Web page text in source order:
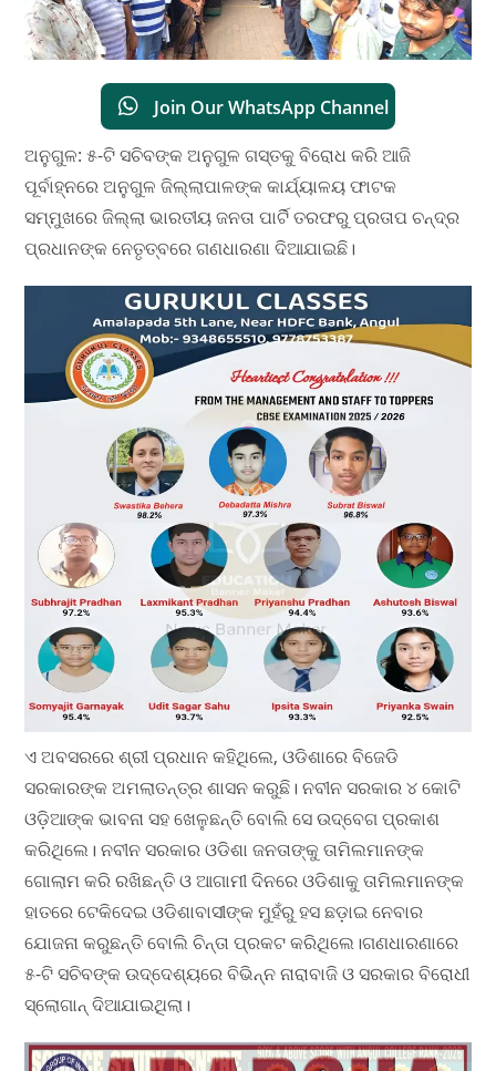
Join Our WhatsApp Channel
ଅନୁଗୁଳ: ୫-ଟି ସଚିବଙ୍କ ଅନୁଗୁଳ ଗସ୍ତକୁ ବିରୋଧ କରି ଆଜି
ପୂର୍ବାହ୍ନରେ ଅନୁଗୁଳ ଜିଲ୍ଲାପାଳଙ୍କ କାର୍ଯ୍ୟାଳୟ ଫାଟକ
ସମ୍ମୁଖରେ ଜିଲ୍ଲା ଭାରତୀୟ ଜନତା ପାର୍ଟି ତରଫରୁ ପ୍ରତାପ ଚନ୍ଦ୍ର
ପ୍ରଧାନଙ୍କ ନେତୃତ୍ବରେ ଗଣଧାରଣା ଦିଆଯାଇଛି।
ଏ ଅବସରରେ ଶ୍ରୀ ପ୍ରଧାନ କହିଥିଲେ, ଓଡିଶାରେ ବିଜେଡି
ସରକାରଙ୍କ ଅମଲାତନ୍ତ୍ର ଶାସନ କରୁଛି। ନବୀନ ସରକାର ୪ କୋଟି
ଓଡ଼ିଆଙ୍କ ଭାବନା ସହ ଖେଳୁଛନ୍ତି ବୋଲି ସେ ଉଦ୍ବେଗ ପ୍ରକାଶ
କରିଥିଲେ। ନବୀନ ସରକାର ଓଡିଶା ଜନତାଙ୍କୁ ତାମିଲମାନଙ୍କ
ଗୋଲାମ କରି ରଖିଛନ୍ତି ଓ ଆଗାମୀ ଦିନରେ ଓଡିଶାକୁ ତାମିଲମାନଙ୍କ
ହାତରେ ଟେକିଦେଇ ଓଡିଶାବାସୀଙ୍କ ମୁହଁରୁ ହସ ଛଡ଼ାଇ ନେବାର
ଯୋଜନା କରୁଛନ୍ତି ବୋଲି ଚିନ୍ତା ପ୍ରକଟ କରିଥିଲେ।ଗଣଧାରଣାରେ
୫-ଟି ସଚିବଙ୍କ ଉଦ୍ଦେଶ୍ୟରେ ବିଭିନ୍ନ ନାରାବାଜି ଓ ସରକାର ବିରୋଧୀ
ସ୍ଲୋଗାନ୍ ଦିଆଯାଇଥିଲା।